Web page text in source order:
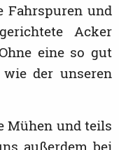
Fahrspuren und
Acker
eine so gut
der unseren
Mühen und teils